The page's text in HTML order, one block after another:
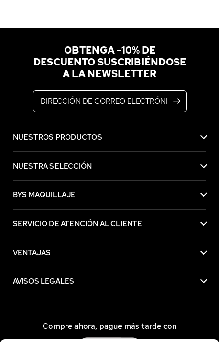
OBTENGA -10% DE
DESCUENTO SUSCRIBIÉNDOSE
A LA NEWSLETTER
NUESTROS PRODUCTOS
NUESTRA SELECCIÓN
BYS MAQUILLAJE
SERVICIO DE ATENCIÓN AL CLIENTE
VENTAJAS
AVISOS LEGALES
Compre ahora, pague más tarde con